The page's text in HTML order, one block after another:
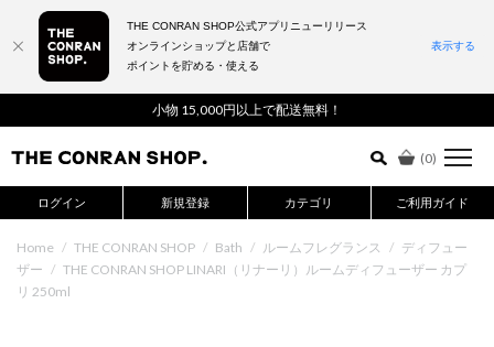
小物 15,000円以上で配送無料！
(0)
ログイン 新規登録 カテゴリ ご利用ガイド
詳細検索はこちら
Home / THE CONRAN SHOP / Bath / ルームフレグランス / ディフュー
ザー / THE CONRAN SHOP LINARI（リナーリ）ルームディフューザー カプ
リ 250ml
THE CONRAN SHOP公式アプリニューリリース
オンラインショップと店舗で
ポイントを貯める・使える
表示する